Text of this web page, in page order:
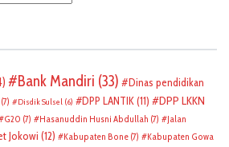
Bank Mandiri (33)
Dinas pendidikan
(7) Disdik Sulsel (6) DPP LANTIK(11)
DPP LKKN
G20 (7) Hasanuddin Husni Abdullah (7)
Jalan
Jokowi (12) Kabupaten Bone (7) Kabupaten Gowa